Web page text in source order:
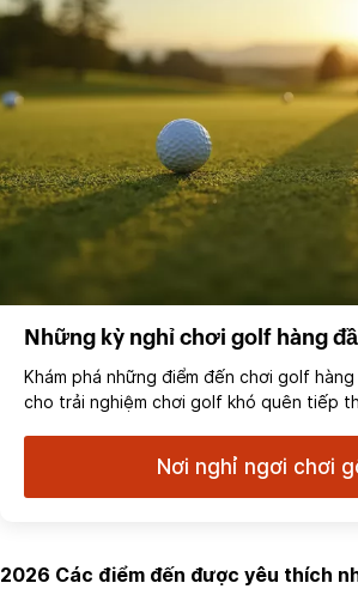
Những kỳ nghỉ chơi golf hàng
Khám phá những điểm đến chơi golf
cho trải nghiệm chơi golf khó quên tiếp
Nơi nghỉ ngơi chơi
2026 Các điểm đến được yêu thích